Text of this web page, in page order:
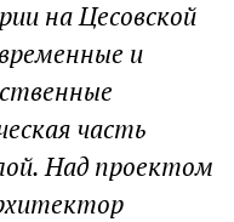
на Цесовской
и
часть
Над проектом